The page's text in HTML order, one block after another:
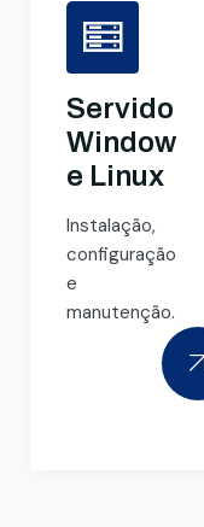
Servidores
Windows
e Linux
Instalação,
configuração
e
manutenção.